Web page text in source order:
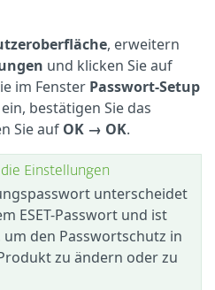
, erweitern
und klicken Sie auf
im Fenster Passwort-Setup
bestätigen Sie das
Sie auf OK → OK.
Einstellungen
unterscheidet
ESET-Passwort und ist
den Passwortschutz in
zu ändern oder zu